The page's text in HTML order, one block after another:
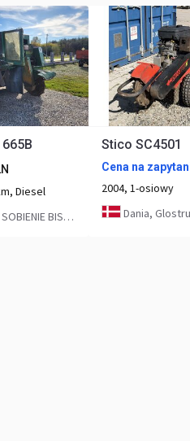
665B
Diesel
BISKUPIE 140
Stico SC4501
Cena na
2004, 1-osiowy
Dania,